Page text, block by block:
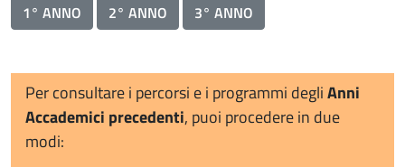
1° ANNO 2° ANNO 3° ANNO
Per consultare i percorsi e i programmi degliAnni
Accademici precedenti, puoi procedere in due
modi: